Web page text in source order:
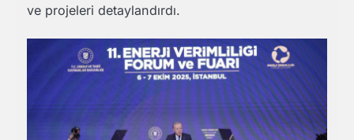
ve projeleri detaylandırdı.